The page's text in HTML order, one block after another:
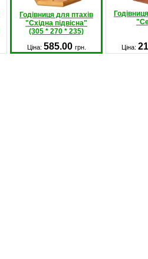
Годівниця для птахів
"Східна підвісна"
(305 * 270 * 235)
Ціна: 585.00 грн. Ціна: